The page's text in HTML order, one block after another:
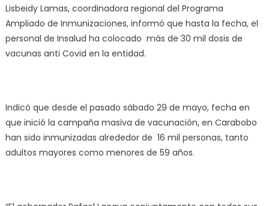
Lisbeidy Lamas, coordinadora regional del Programa
Ampliado de Inmunizaciones, informó que hasta la fecha, el
personal de Insalud ha colocado más de 30 mil dosis de
vacunas anti Covid en la entidad.
Indicó que desde el pasado sábado 29 de mayo, fecha en
que inició la campaña masiva de vacunación, en Carabobo
han sido inmunizadas alrededor de 16 mil personas, tanto
adultos mayores como menores de 59 años.